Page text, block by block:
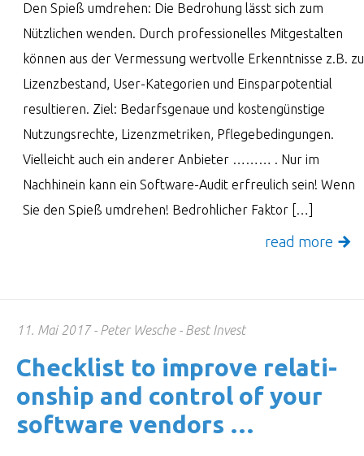
Den Spieß umdrehen: Die Bedrohung lässt sich zum
Nützlichen wenden. Durch professionelles Mitgestalten
können aus der Vermessung wertvolle Erkenntnisse z.B. zu
Lizenzbestand, User-Kategorien und Einsparpotential
resultieren. Ziel: Bedarfsgenaue und kostengünstige
Nutzungsrechte, Lizenzmetriken, Pflegebedingungen.
Vielleicht auch ein anderer Anbieter ……… . Nur im
Nachhinein kann ein Software-Audit erfreulich sein! Wenn
Sie den Spieß umdrehen! Bedrohlicher Faktor […]
read more
11. Mai 2017 Peter Wesche Best Invest
Check­list to improve rela­ti­
onship and control of your
soft­ware vendors …